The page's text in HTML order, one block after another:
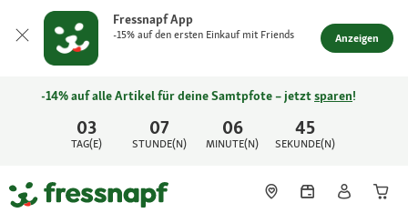
Fressnapf App
-15% auf den ersten Einkauf mit Friends Anzeigen
03
TAG(E)
07
STUNDE(N)
06
MINUTE(N)
45
SEKUNDE(N)
-14% auf alle Artikel für deine Samtpfote – jetztsparen!